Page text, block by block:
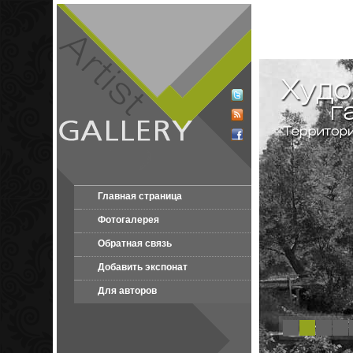
Главная страница
Фотогалерея
Обратная связь
Добавить экспонат
Для авторов